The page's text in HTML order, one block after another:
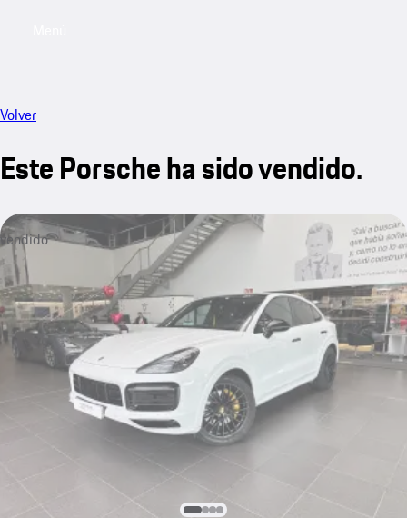
Volver
Este Porsche ha sido vendido.
vendido